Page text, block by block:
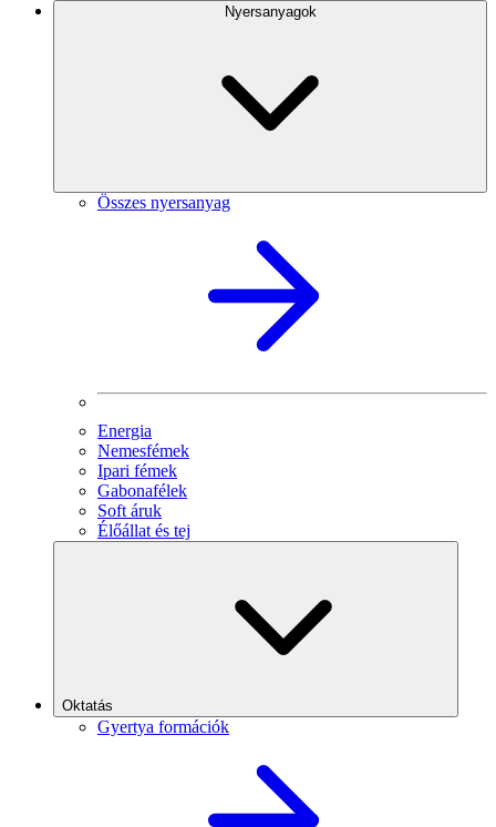
Nyersanyagok
Összes nyersanyag
Energia
Nemesfémek
Ipari fémek
Gabonafélek
Soft áruk
Élőállat és tej
Oktatás
Gyertya formációk